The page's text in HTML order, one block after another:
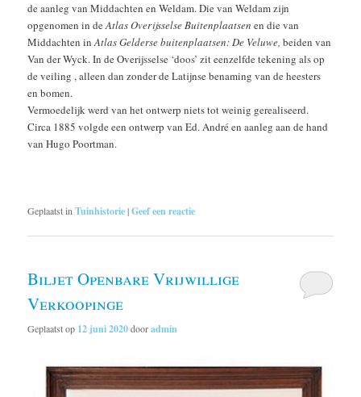
de aanleg van Middachten en Weldam. Die van Weldam zijn
opgenomen in deAtlas Overijsselse Buitenplaatsen en die van
Middachten inAtlas Gelderse buitenplaatsen: De Veluwe,beiden van
Van der Wyck. In de Overijsselse ‘doos’ zit eenzelfde tekening als op
de veiling , alleen dan zonder de Latijnse benaming van de heesters
en bomen.
Vermoedelijk werd van het ontwerp niets tot weinig gerealiseerd.
Circa 1885 volgde een ontwerp van Ed. André en aanleg aan de hand
van Hugo Poortman.
Geplaatst inTuinhistorie|Geef een reactie
Biljet Openbare Vrijwillige
Verkoopinge
Geplaatst op 12 juni 2020dooradmin